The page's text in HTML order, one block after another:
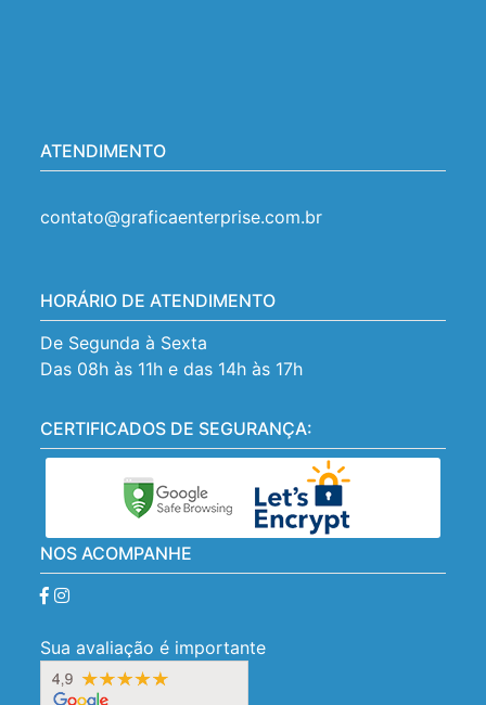
ATENDIMENTO
contato@graficaenterprise.com.br
HORÁRIO DE ATENDIMENTO
De Segunda à Sexta
Das 08h às 11h e das 14h às 17h
CERTIFICADOS DE SEGURANÇA:
NOS ACOMPANHE
Sua avaliação é importante